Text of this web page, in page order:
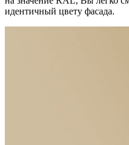
идентичный цвету фасада.